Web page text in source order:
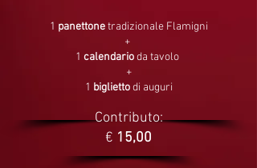
1 panettonetradizionale Flamigni
+
1 calendarioda tavolo
+
1 bigliettodi auguri
Contributo:
€ 15,00